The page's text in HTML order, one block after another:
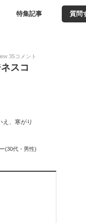
特集記事 質問
35コメント
スコ
え、寒がり
(30代・男性)